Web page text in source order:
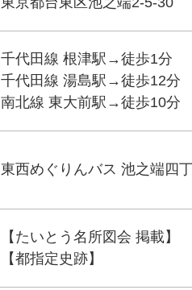
千代田線 根津駅→徒歩1分
千代田線 湯島駅→徒歩12分
南北線 東大前駅→徒歩10分
東西めぐりんバス 池之端四
【たいとう名所図会 掲載】
【都指定史跡】